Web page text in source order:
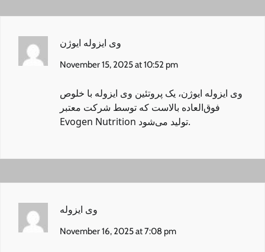
وی ایزوله ایوژن
November 15, 2025 at 10:52 pm
وی ایزوله ایوژن، یک پروتئین وی ایزوله با خلوص
فوق‌العاده بالاست که توسط شرکت معتبر
Evogen Nutrition تولید می‌شود.
وی ایزوله
November 16, 2025 at 7:08 pm